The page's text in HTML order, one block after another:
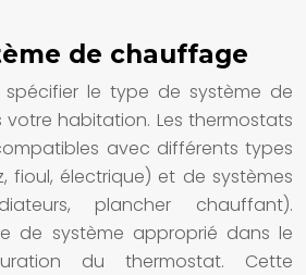
de chauffage
le type de système de
habitation. Les thermostats
avec différents types
fioul, électrique) et de systèmes
plancher chauffant).
de système approprié dans le
du thermostat. Cette